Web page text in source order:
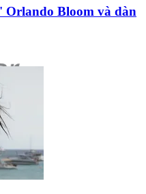
Bloom và dàn